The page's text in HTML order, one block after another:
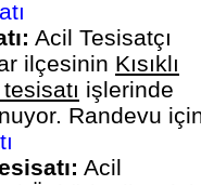
Acil Tesisatçı
ilçesinin Kısıklı
işlerinde
Randevu
Acil